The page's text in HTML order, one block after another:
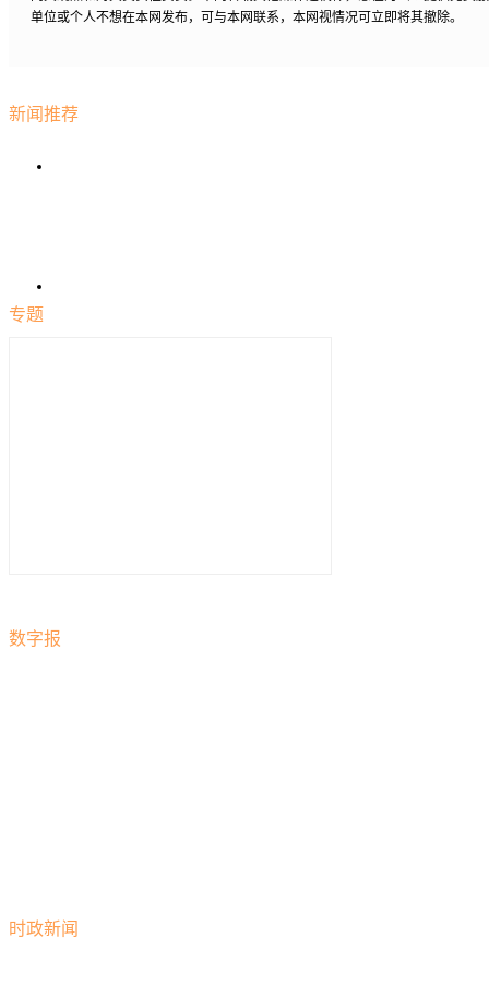
单位或个人不想在本网发布，可与本网联系，本网视情况可立即将其撤除。
新闻推荐
专题
数字报
时政新闻